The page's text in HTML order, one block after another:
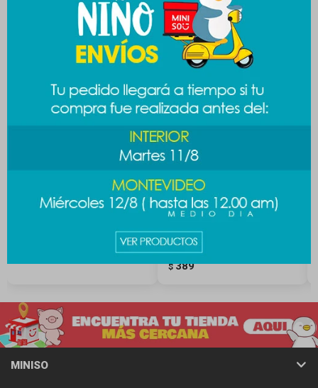
Productos que te pueden interesar
Botella Lilo & Stitch 500ml
Botella con medidor 900ml -
negro
$ 389
MINISO